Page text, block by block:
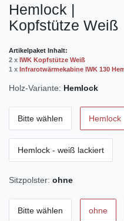
Hemlock |
Kopfstütze Weiß
Artikelpaket Inhalt:
2 x IWK Kopfstütze Weiß
1 x Infrarotwärmekabine IWK 130
Holz-Variante: Hemlock
Bitte wählen Hemlock
Hemlock - weiß lackiert
Sitzpolster: ohne
Bitte wählen ohne